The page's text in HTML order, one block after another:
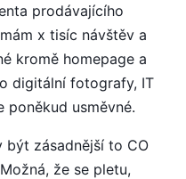
prodávajícího
x tisíc návštěv a
kromě homepage a
digitální fotografy, IT
poněkud usměvné.
být zásadnější to CO
že se pletu,